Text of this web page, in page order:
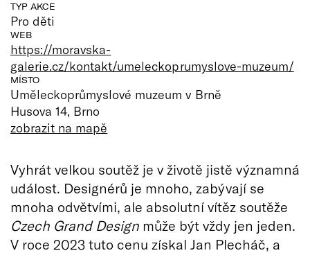
TYP AKCE
Pro děti
WEB
https://moravska-
galerie.cz/kontakt/umeleckoprumyslove-muzeum/
MÍSTO
Uměleckoprůmyslové muzeum v Brně
Husova 14, Brno
zobrazit na mapě
Vyhrát velkou soutěž je v životě jistě významná
událost. Designérů je mnoho, zabývají se
mnoha odvětvími, ale absolutní vítěz soutěže
Czech Grand Design může být vždy jen jeden.
V roce 2023 tuto cenu získal Jan Plecháč, a